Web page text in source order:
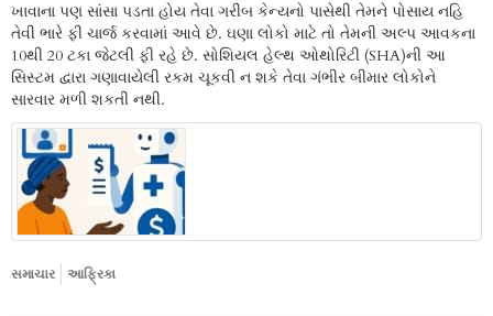
ખાવાના પણ સાંસા પડતા હોય તેવા ગરીબ કેન્યનો પાસેથી તેમને પોસાય નહિ
તેવી ભારે ફી ચાર્જ કરવામાં આવે છે. ઘણા લોકો માટે તો તેમની અલ્પ આવકના
10થી 20 ટકા જેટલી ફી રહે છે. સોશિયલ હેલ્થ ઓથોરિટી (SHA)ની આ
સિસ્ટમ દ્વારા ગણાવાયેલી રકમ ચૂકવી ન શકે તેવા ગંભીર બીમાર લોકોને
સારવાર મળી શકતી નથી.
સમાચાર આફ્રિકા